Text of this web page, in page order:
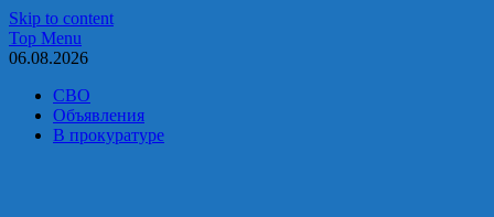
Skip to content
Top Menu
06.08.2026
СВО
Объявления
В прокуратуре